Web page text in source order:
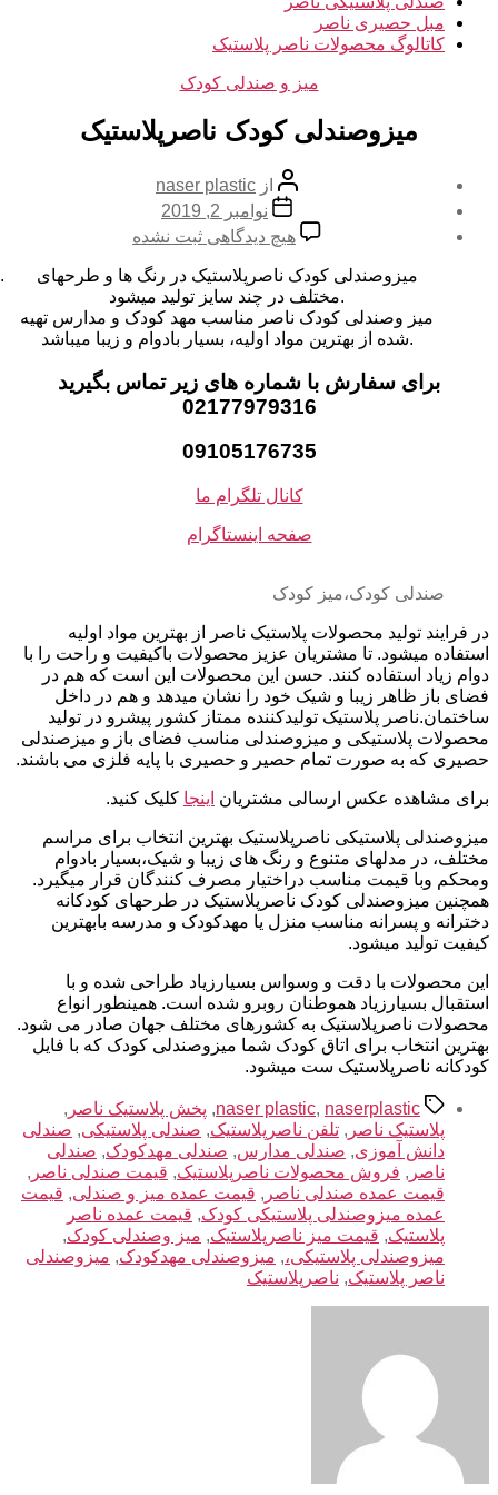
مبل حصیری ناصر
کاتالوگ محصولات ناصر پلاستیک
دسته‌ها
میز و صندلی کودک
میزوصندلی کودک ناصرپلاستیک
نویسنده
نوشته
از naser plastic
تاریخ
نوشته
نوامبر 2, 2019
هیچ دیدگاهی برای
کودک
ناصرپلاستیک
ثبت نشده
میزوصندلی کودک ناصرپلاستیک در رنگ ها و طرحهای
مختلف در چند سایز تولید میشود.
میز وصندلی کودک ناصر مناسب مهد کودک و مدارس تهیه
شده از بهترین مواد اولیه، بسیار بادوام و زیبا میباشد.
برای سفارش با شماره های زیر تماس بگیرید
02177979316
09105176735
کانال تلگرام ما
صفحه اینستاگرام
صندلی کودک،میز کودک
در فرایند تولید محصولات پلاستیک ناصر از بهترین مواد اولیه
استفاده میشود. تا مشتریان عزیز محصولات باکیفیت و راحت را با
دوام زیاد استفاده کنند. حسن این محصولات این است که هم در
فضای باز ظاهر زیبا و شیک خود را نشان میدهد و هم در داخل
ساختمان.ناصر پلاستیک تولیدکننده ممتاز کشور پیشرو در تولید
محصولات پلاستیکی و میزوصندلی مناسب فضای باز و میزصندلی
حصیری که به صورت تمام حصیر و حصیری با پایه فلزی می باشند.
برای مشاهده عکس ارسالی مشتریان اینجا کلیک کنید.
میزوصندلی پلاستیکی ناصرپلاستیک بهترین انتخاب برای مراسم
مختلف، در مدلهای متنوع و رنگ های زیبا و شیک،بسیار بادوام
ومحکم وبا قیمت مناسب دراختیار مصرف کنندگان قرار میگیرد.
همچنین میزوصندلی کودک ناصرپلاستیک در طرحهای کودکانه
دخترانه و پسرانه مناسب منزل یا مهدکودک و مدرسه بابهترین
کیفیت تولید میشود.
این محصولات با دقت و وسواس بسیارزیاد طراحی شده و با
استقبال بسیارزیاد هموطنان روبرو شده است. همینطور انواع
محصولات ناصرپلاستیک به کشورهای مختلف جهان صادر می شود.
بهترین انتخاب برای اتاق کودک شما میزوصندلی کودک که با فایل
کودکانه ناصرپلاستیک ست میشود.
برچسب‌ها
naser plastic, naserplastic
, پخش پلاستیک ناصر ,
پلاستیک ناصر , تلفن ناصرپلاستیک, صندلی پلاستیکی, صندلی
دانش آموزی, صندلی مدارس, صندلی مهدکودک, صندلی
ناصر , فروش محصولات ناصرپلاستیک, قیمت صندلی ناصر ,
قیمت عمده صندلی ناصر , قیمت عمده میز و صندلی, قیمت
عمده میزوصندلی پلاستیکی کودک, قیمت عمده ناصر
پلاستیک, قیمت میز ناصرپلاستیک, میز وصندلی کودک,
میزوصندلی پلاستیکی،, میزوصندلی مهدکودک, میزوصندلی
ناصر پلاستیک, ناصرپلاستیک